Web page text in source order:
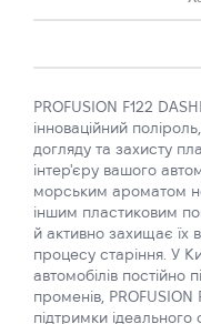
PROFUSION F122
інноваційний
догляду та захисту
інтер'єру вашого
морським ароматом
іншим пластиковим
й активно захищає їх
процесу старіння. У
автомобілів постійно
променів,
підтримки ідеального